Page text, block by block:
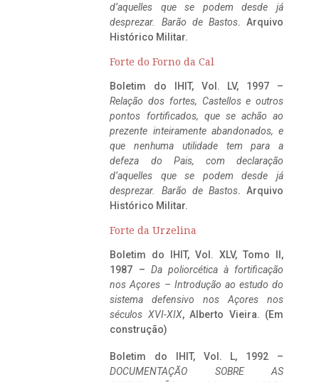
d’aquelles que se podem desde já
desprezar. Barão de Bastos. Arquivo
Histórico Militar.
Forte do Forno da Cal
Boletim do IHIT, Vol. LV, 1997 –
Relação dos fortes, Castellos e outros
pontos fortificados, que se achão ao
prezente inteiramente abandonados, e
que nenhuma utilidade tem para a
defeza do Pais, com declaração
d’aquelles que se podem desde já
desprezar. Barão de Bastos. Arquivo
Histórico Militar.
Forte da Urzelina
Boletim do IHIT, Vol. XLV, Tomo II,
1987 – Da poliorcética à fortificação
nos Açores – Introdução ao estudo do
sistema defensivo nos Açores nos
séculos XVI-XIX, Alberto Vieira. (Em
construção)
Boletim do IHIT, Vol. L, 1992 –
DOCUMENTAÇÃO SOBRE AS